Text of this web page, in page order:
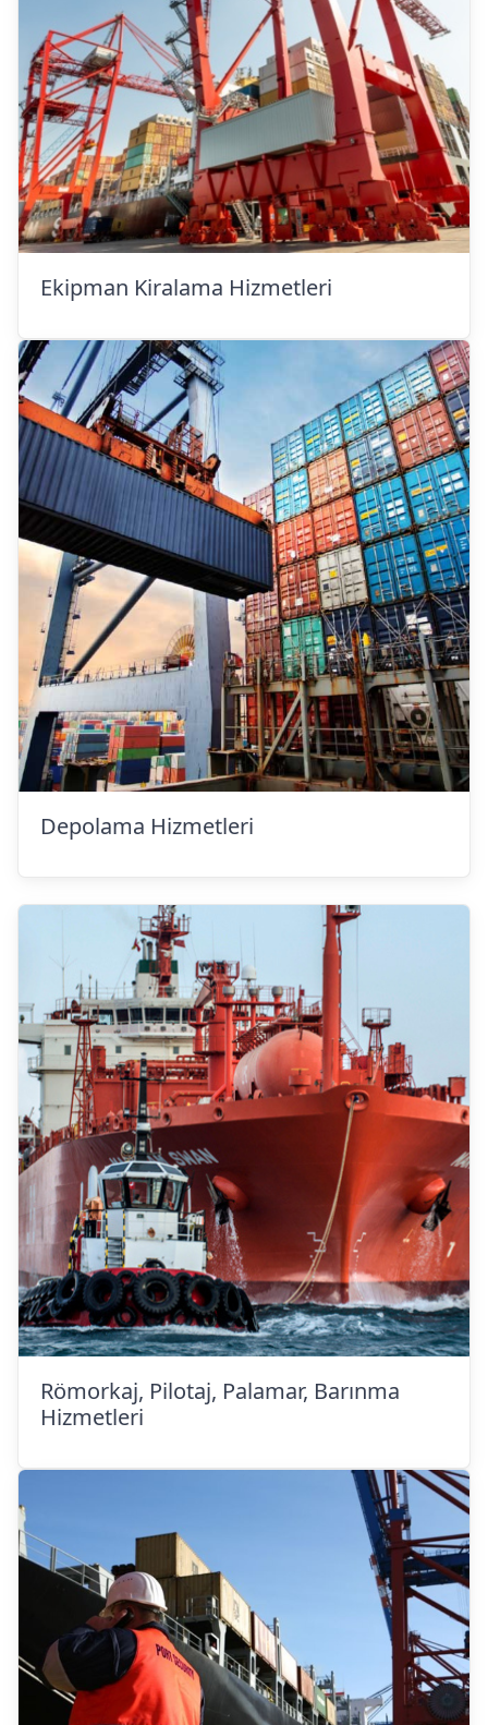
Ekipman Kiralama Hizmetleri
Depolama Hizmetleri
Römorkaj, Pilotaj, Palamar, Barınma
Hizmetleri